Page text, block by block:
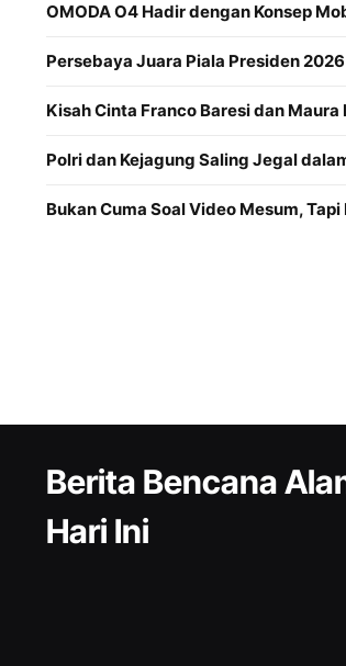
OMODA O4 Hadir dengan Konsep
Persebaya Juara Piala Presiden
Kisah Cinta Franco Baresi dan
Polri dan Kejagung Saling Jegal
Bukan Cuma Soal Video Mesum,
Berita Bencana
Hari Ini